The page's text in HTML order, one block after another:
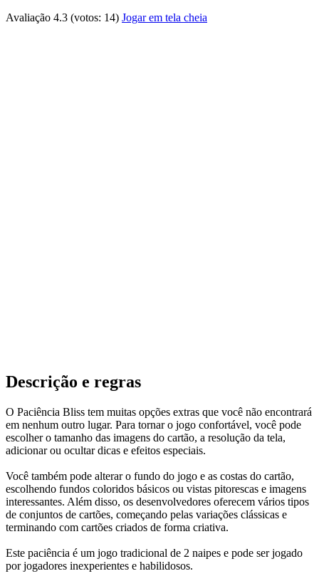
Avaliação 4.3 (votos: 14) Jogar em tela cheia
Descrição e regras
O Paciência Bliss tem muitas opções extras que você não encontrará
em nenhum outro lugar. Para tornar o jogo confortável, você pode
escolher o tamanho das imagens do cartão, a resolução da tela,
adicionar ou ocultar dicas e efeitos especiais.
Você também pode alterar o fundo do jogo e as costas do cartão,
escolhendo fundos coloridos básicos ou vistas pitorescas e imagens
interessantes. Além disso, os desenvolvedores oferecem vários tipos
de conjuntos de cartões, começando pelas variações clássicas e
terminando com cartões criados de forma criativa.
Este paciência é um jogo tradicional de 2 naipes e pode ser jogado
por jogadores inexperientes e habilidosos.